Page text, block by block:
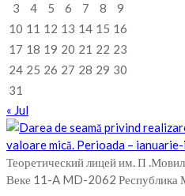
3
4 5 6 7 8
9
10 11 12 13 14 15 16
17 18 19 20 21 22 23
24 25 26 27 28 29 30
31
« Jul
Теоретический лицей им. П
Веке 11-A MD-2062 Республика